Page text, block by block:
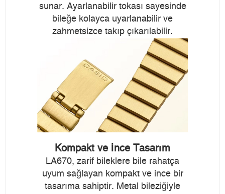
sunar. Ayarlanabilir tokası sayesinde
bileğe kolayca uyarlanabilir ve
zahmetsizce takıp çıkarılabilir.
Kompakt ve İnce Tasarım
LA670, zarif bileklere bile rahatça
uyum sağlayan kompakt ve ince bir
tasarıma sahiptir. Metal bileziğiyle